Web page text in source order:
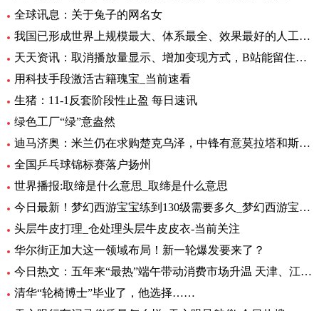
全球讯息：关于兔子的网名女
我国已形成世界上规模最大、体系最全、效果最好的人工影响天气作业力量
天天资讯：取消播放量显示、增加变现方式，B站能留住UP主吗？
用科技手段激活古籍瑰宝_当前速看
生猪：11-1反套阶段性止盈 每日速讯
绿色工厂“绿”意盎然
迪马济奥：米兰仍在求购楚克乌泽，中锋有意莫拉塔和斯卡马卡-全球新资讯
全国乒乓球锦标赛落户扬州
世界播报:取缔是什么意思_取缔是什么意思
今日最新！梦幻西游宝宝练到130级需要多久_梦幻西游宝宝练级地点
头层牛皮打理_仓处理头层牛皮皮衣-当前关注
华尔街正加大这一领域布局！新一轮爆发要来了？
今日热文：五年来“最热”端午带动消费市场升温 天津、江苏、重庆等5省销售额超过2019年
清华“轮椅博士”毕业了，他选择……